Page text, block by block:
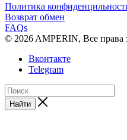
Политика
Возврат обмен
FAQs
© 2026 AMPERIN, Все
Вконтакте
Telegram
Найти